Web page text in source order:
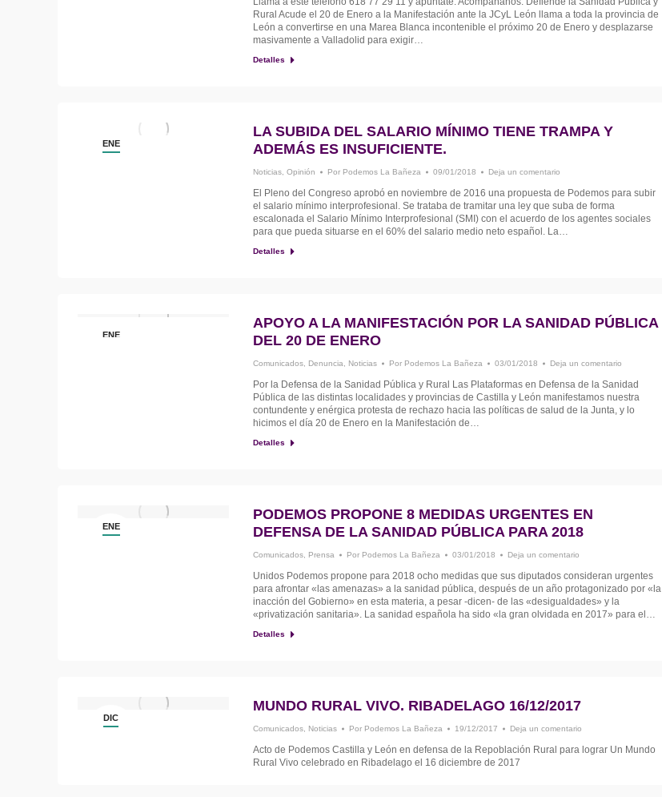
Rural Acude el 20 de Enero a la Manifestación ante la JCyL León llama a toda la provincia de
León a convertirse en una Marea Blanca incontenible el próximo 20 de Enero y desplazarse
masivamente a Valladolid para exigir…
Detalles
ENE
LA SUBIDA DEL SALARIO MÍNIMO TIENE TRAMPA Y
ADEMÁS ES INSUFICIENTE.
Noticias Opinión Por Podemos La Bañeza 09/01/2018 Deja un comentario
El Pleno del Congreso aprobó en noviembre de 2016 una propuesta de Podemos para subir
el salario mínimo interprofesional. Se trataba de tramitar una ley que suba de forma
escalonada el Salario Mínimo Interprofesional (SMI) con el acuerdo de los agentes sociales
para que pueda situarse en el 60% del salario medio neto español. La…
Detalles
ENE
APOYO A LA MANIFESTACIÓN POR LA SANIDAD PÚBLICA
DEL 20 DE ENERO
Comunicados Denuncia Noticias Por Podemos La Bañeza 03/01/2018 Deja un comentario
Por la Defensa de la Sanidad Pública y Rural Las Plataformas en Defensa de la Sanidad
Pública de las distintas localidades y provincias de Castilla y León manifestamos nuestra
contundente y enérgica protesta de rechazo hacia las políticas de salud de la Junta, y lo
hicimos el día 20 de Enero en la Manifestación de…
Detalles
ENE
PODEMOS PROPONE 8 MEDIDAS URGENTES EN
DEFENSA DE LA SANIDAD PÚBLICA PARA 2018
Comunicados Prensa Por Podemos La Bañeza 03/01/2018 Deja un comentario
Unidos Podemos propone para 2018 ocho medidas que sus diputados consideran urgentes
para afrontar «las amenazas» a la sanidad pública, después de un año protagonizado por «la
inacción del Gobierno» en esta materia, a pesar -dicen- de las «desigualdades» y la
«privatización sanitaria». La sanidad española ha sido «la gran olvidada en 2017» para el…
Detalles
DIC
MUNDO RURAL VIVO. RIBADELAGO 16/12/2017
Comunicados Noticias Por Podemos La Bañeza 19/12/2017 Deja un comentario
Acto de Podemos Castilla y León en defensa de la Repoblación Rural para lograr Un Mundo
Rural Vivo celebrado en Ribadelago el 16 diciembre de 2017